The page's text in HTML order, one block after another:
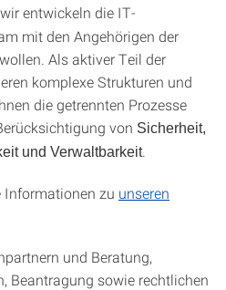
entwickeln die IT-
mit den Angehörigen der
Als aktiver Teil der
komplexe Strukturen und
die getrennten Prozesse
von Sicherheit,
und Verwaltbarkeit.
Informationen zu unseren
und Beratung,
Beantragung sowie rechtlichen